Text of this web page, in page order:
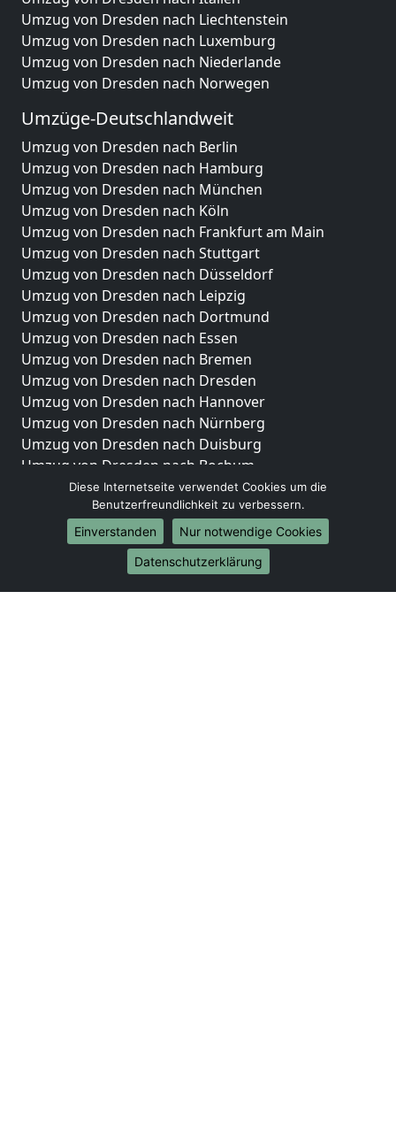
Umzug von Dresden nach Liechtenstein
Umzug von Dresden nach Luxemburg
Umzug von Dresden nach Niederlande
Umzug von Dresden nach Norwegen
Umzüge-Deutschlandweit
Umzug von Dresden nach Berlin
Umzug von Dresden nach Hamburg
Umzug von Dresden nach München
Umzug von Dresden nach Köln
Umzug von Dresden nach Frankfurt am Main
Umzug von Dresden nach Stuttgart
Umzug von Dresden nach Düsseldorf
Umzug von Dresden nach Leipzig
Umzug von Dresden nach Dortmund
Umzug von Dresden nach Essen
Umzug von Dresden nach Bremen
Umzug von Dresden nach Dresden
Umzug von Dresden nach Hannover
Umzug von Dresden nach Nürnberg
Umzug von Dresden nach Duisburg
Umzug von Dresden nach Bochum
Umzug von Dresden nach Wuppertal
Umzug von Dresden nach Bielefeld
Umzug von Dresden nach Bonn
Umzug von Dresden nach Münster
Diese Internetseite verwendet Cookies um die
Benutzerfreundlichkeit zu verbessern.
Einverstanden
Nur notwendige Cookies
Datenschutzerklärung